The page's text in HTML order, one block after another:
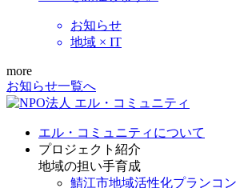
お知らせ
地域 × IT
more
お知らせ一覧へ
エル・コミュニティについて
プロジェクト紹介
地域の担い手育成
鯖江市地域活性化プランコ